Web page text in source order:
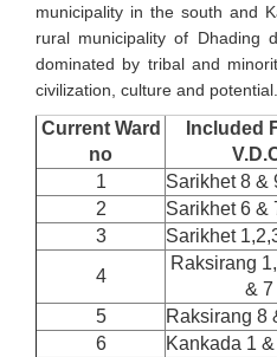
municipality in the south and
rural municipality of Dhading
dominated by tribal and
civilization, culture and potential.
Current Ward
no
Included
1
Sarikhet 8 &
2
Sarikhet 6 &
3
Sarikhet
4
Raksirang
& 7
5
Raksirang 8
6
Kankada 1